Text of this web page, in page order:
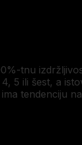
tnu
5 ili šest, a
tendenciju